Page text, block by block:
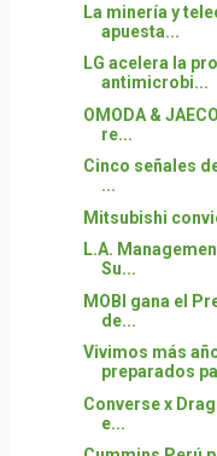
La minería y
apuesta...
LG acelera la
antimicrobi...
OMODA &
re...
Cinco señales
...
Mitsubishi
L.A.
Su...
MOBI gana el
de...
Vivimos más
preparados
Converse x
e...